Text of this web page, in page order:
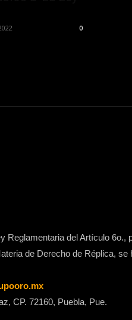
0
Reglamentaria del Artículo
de Derecho de Réplica,
CP. 72160, Puebla, Pue.